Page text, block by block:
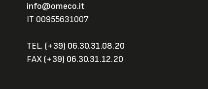
info@omeco.it
IT 00955631007
TEL. (+39) 06.30.31.08.20
FAX (+39) 06.30.31.12.20